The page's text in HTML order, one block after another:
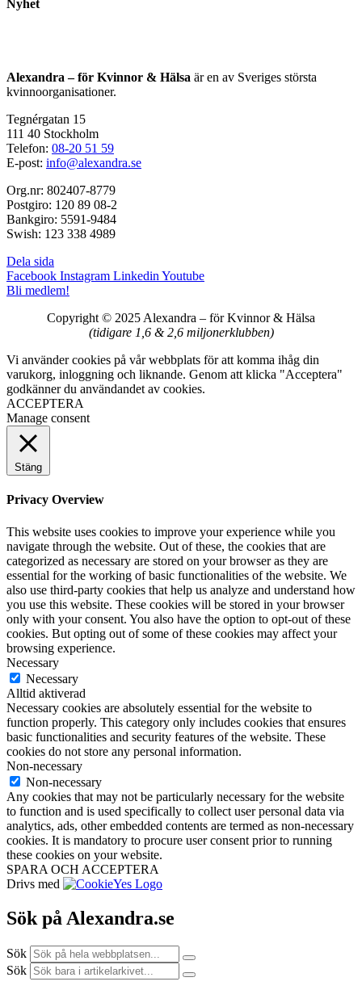
Nyhet
Alexandra – för Kvinnor & Hälsa är en av Sveriges största
kvinnoorganisationer.
Tegnérgatan 15
111 40 Stockholm
Telefon: 08-20 51 59
E-post: info@alexandra.se
Org.nr: 802407-8779
Postgiro: 120 89 08-2
Bankgiro: 5591-9484
Swish: 123 338 4989
Dela sida
Facebook Instagram Linkedin Youtube
Bli medlem!
Copyright © 2025 Alexandra – för Kvinnor & Hälsa
(tidigare 1,6 & 2,6 miljonerklubben)
Vi använder cookies på vår webbplats för att komma ihåg din
varukorg, inloggning och liknande. Genom att klicka "Acceptera"
godkänner du användandet av cookies.
ACCEPTERA
Manage consent
Stäng
Privacy Overview
This website uses cookies to improve your experience while you
navigate through the website. Out of these, the cookies that are
categorized as necessary are stored on your browser as they are
essential for the working of basic functionalities of the website. We
also use third-party cookies that help us analyze and understand how
you use this website. These cookies will be stored in your browser
only with your consent. You also have the option to opt-out of these
cookies. But opting out of some of these cookies may affect your
browsing experience.
Necessary
Necessary
Alltid aktiverad
Necessary cookies are absolutely essential for the website to
function properly. This category only includes cookies that ensures
basic functionalities and security features of the website. These
cookies do not store any personal information.
Non-necessary
Non-necessary
Any cookies that may not be particularly necessary for the website
to function and is used specifically to collect user personal data via
analytics, ads, other embedded contents are termed as non-necessary
cookies. It is mandatory to procure user consent prior to running
these cookies on your website.
SPARA OCH ACCEPTERA
Drivs med
Sök på Alexandra.se
Sök
Sök